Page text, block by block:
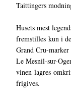
Taittingers
Husets mest
fremstilles kun i
Grand Cru-
Le Mesnil-sur-
vinen lagres
frigives.